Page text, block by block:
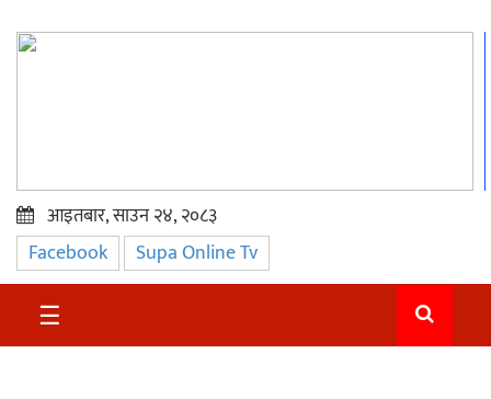
प्रमुख
समाचार
सुदुर
आइतबार, साउन २४, २०८३
Facebook Supa Online Tv
☰